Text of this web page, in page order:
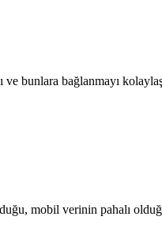
bunlara bağlanmayı
mobil verinin pahalı